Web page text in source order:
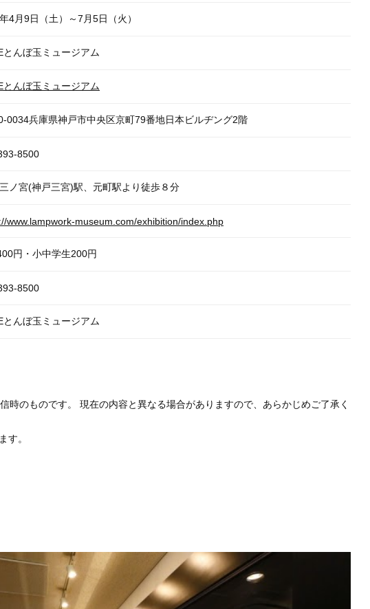
4月9日（土）～7月5日（火）
とんぼ玉ミュージアム
とんぼ玉ミュージアム
0034兵庫県神戸市中央区京町79番地日本ビルヂング2階
8500
ノ宮(神戸三宮)駅、元町駅より徒歩８分
www.lampwork-museum.com/exhibition/index.php
円・小中学生200円
8500
とんぼ玉ミュージアム
時のものです。 現在の内容と異なる場合がありますので、あらかじめご了承く
す。